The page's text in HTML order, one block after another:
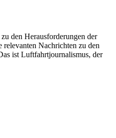
den Herausforderungen der
Nachrichten zu den
ist Luftfahrtjournalismus, der